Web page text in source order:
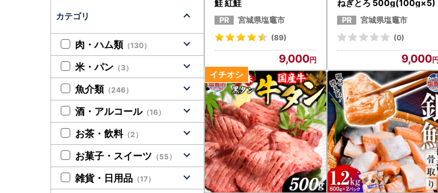
鮭 紅鮭
宮城県塩竈市
(89)
9,000
ねぎとろ 500g(100g×5)
宮城県塩竈市
(0)
9,000
カテゴリ
肉・ハム類 （130）
米・パン （3）
魚介類 （246）
酒・アルコール（16）
お茶・飲料（2）
お菓子・スイーツ （55）
雑貨・日用品 （17）